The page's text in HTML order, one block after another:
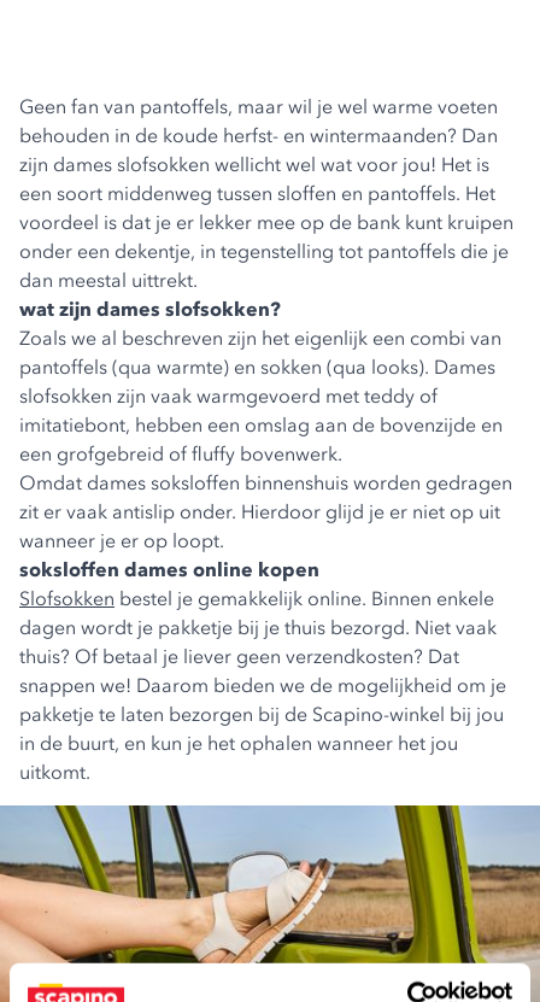
Geen fan van pantoffels, maar wil je wel warme voeten
behouden in de koude herfst- en wintermaanden? Dan
zijn dames slofsokken wellicht wel wat voor jou! Het is
een soort middenweg tussen sloffen en pantoffels. Het
voordeel is dat je er lekker mee op de bank kunt kruipen
onder een dekentje, in tegenstelling tot pantoffels die je
dan meestal uittrekt.
wat zijn dames slofsokken?
Zoals we al beschreven zijn het eigenlijk een combi van
pantoffels (qua warmte) en sokken (qua looks). Dames
slofsokken zijn vaak warmgevoerd met teddy of
imitatiebont, hebben een omslag aan de bovenzijde en
een grofgebreid of fluffy bovenwerk.
Omdat dames soksloffen binnenshuis worden gedragen
zit er vaak antislip onder. Hierdoor glijd je er niet op uit
wanneer je er op loopt.
soksloffen dames online kopen
Slofsokken bestel je gemakkelijk online. Binnen enkele
dagen wordt je pakketje bij je thuis bezorgd. Niet vaak
thuis? Of betaal je liever geen verzendkosten? Dat
snappen we! Daarom bieden we de mogelijkheid om je
pakketje te laten bezorgen bij de Scapino-winkel bij jou
in de buurt, en kun je het ophalen wanneer het jou
uitkomt.